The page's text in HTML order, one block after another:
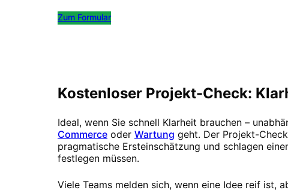
Zum Formular
Kostenloser Projekt-Check:
Ideal, wenn Sie schnell Klarheit brauchen –
Commerce oder Wartung geht. Der Projekt-
pragmatische Ersteinschätzung und schlagen
festlegen müssen.
Viele Teams melden sich, wenn eine Idee reif ist,